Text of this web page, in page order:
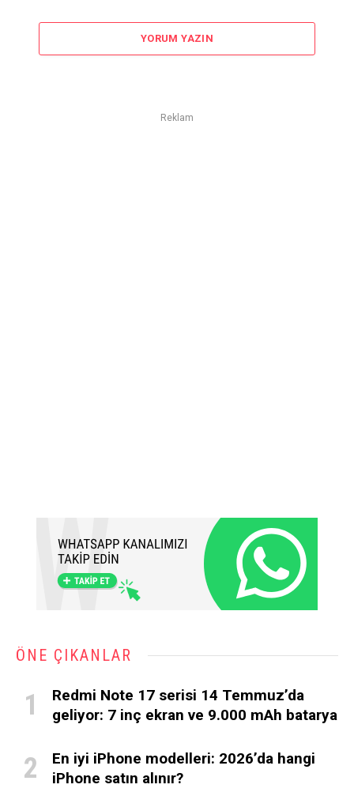
YORUM YAZIN
Reklam
ÖNE ÇIKANLAR
Redmi Note 17 serisi 14 Temmuz’da
geliyor: 7 inç ekran ve 9.000 mAh batarya
En iyi iPhone modelleri: 2026’da hangi
iPhone satın alınır?